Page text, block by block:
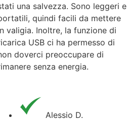
una salvezza. Sono leggeri e
quindi facili da mettere
valigia. Inoltre, la funzione di
USB ci ha permesso di
doverci preoccupare di
senza energia.
Alessio D.